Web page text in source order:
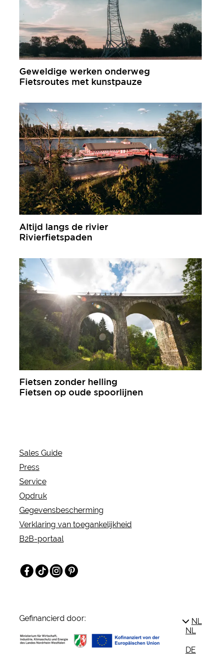
Geweldige werken onderweg
Fietsroutes met kunstpauze
Altijd langs de rivier
Rivierfietspaden
Fietsen zonder helling
Fietsen op oude spoorlijnen
Sales Guide
Press
Service
Opdruk
Gegevensbescherming
Verklaring van toegankelijkheid
B2B-portaal
Facebook
TikTokInstagramPinterest
Gefinancierd door:
NL
NL
DE